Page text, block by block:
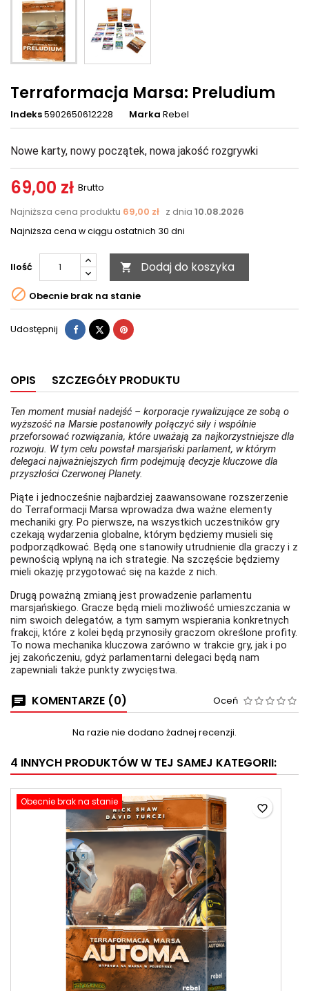
Terraformacja Marsa: Preludium
Indeks5902650612228 Marka Rebel
Nowe karty, nowy początek, nowa jakość rozgrywki
69,00 zł Brutto
Najniższa cena produktu 69,00 zł z dnia 10.08.2026
Najniższa cena w ciągu ostatnich 30 dni
Ilość  Dodaj do koszyka
 Obecnie brak na stanie
Udostępnij Udostępnij
TweetujPinterest
OPIS SZCZEGÓŁY PRODUKTU
Ten moment musiał nadejść – korporacje rywalizujące ze sobą o
wyższość na Marsie postanowiły połączyć siły i wspólnie
przeforsować rozwiązania, które uważają za najkorzystniejsze dla
rozwoju. W tym celu powstał marsjański parlament, w którym
delegaci najważniejszych firm podejmują decyzje kluczowe dla
przyszłości Czerwonej Planety.
Piąte i jednocześnie najbardziej zaawansowane rozszerzenie
do Terraformacji Marsa wprowadza dwa ważne elementy
mechaniki gry. Po pierwsze, na wszystkich uczestników gry
czekają wydarzenia globalne, którym będziemy musieli się
podporządkować. Będą one stanowiły utrudnienie dla graczy i z
pewnością wpłyną na ich strategie. Na szczęście będziemy
mieli okazję przygotować się na każde z nich.
Drugą poważną zmianą jest prowadzenie parlamentu
marsjańskiego. Gracze będą mieli możliwość umieszczania w
nim swoich delegatów, a tym samym wspierania konkretnych
frakcji, które z kolei będą przynosiły graczom określone profity.
To nowa mechanika kluczowa zarówno w trakcie gry, jak i po
jej zakończeniu, gdyż parlamentarni delegaci będą nam
zapewniali także punkty zwycięstwa.
KOMENTARZE (0) Oceń
Na razie nie dodano żadnej recenzji.
4 INNYCH PRODUKTÓW W TEJ SAMEJ KATEGORII:
Obecnie brak na stanie
favorite_border